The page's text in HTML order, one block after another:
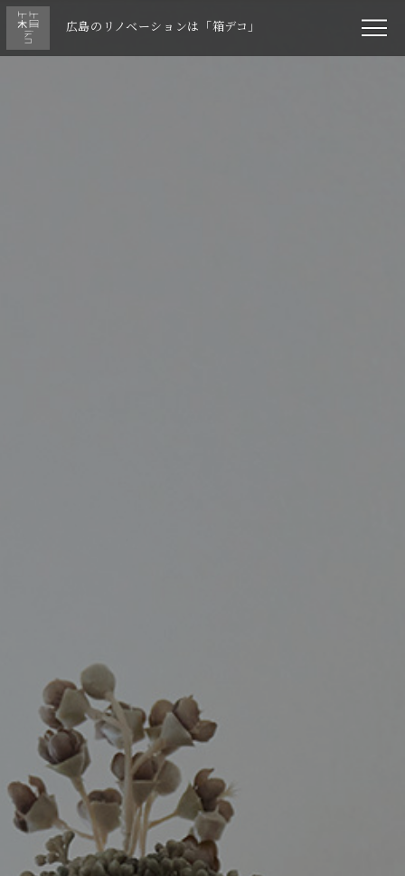
広島のリノベーションは「箱デコ」